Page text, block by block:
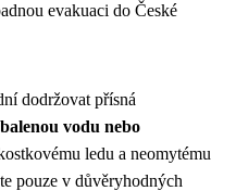
evakuaci do České
dodržovat přísná
vodu nebo
ledu a neomytému
pouze v důvěryhodných